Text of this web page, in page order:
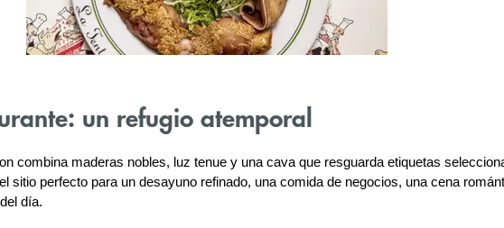
un refugio atemporal
combina maderas nobles, luz tenue y una cava que resguarda etiquetas
sitio perfecto para un desayuno refinado, una comida de negocios, una cena
día.